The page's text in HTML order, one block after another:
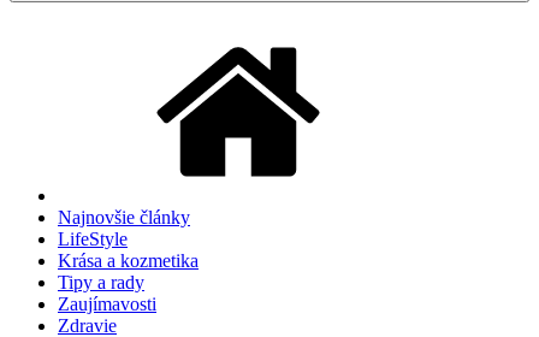
Najnovšie články
LifeStyle
Krása a kozmetika
Tipy a rady
Zaujímavosti
Zdravie